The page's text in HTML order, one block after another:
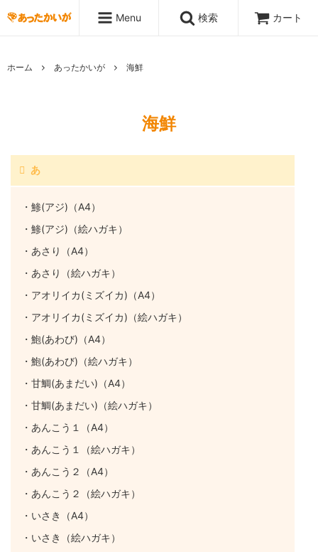
Menu 検索 カート
ホーム あったかいが 海鮮
海鮮
あ
・鯵(アジ)（A4）
・鯵(アジ)（絵ハガキ）
・あさり（A4）
・あさり（絵ハガキ）
・アオリイカ(ミズイカ)（A4）
・アオリイカ(ミズイカ)（絵ハガキ）
・鮑(あわび)（A4）
・鮑(あわび)（絵ハガキ）
・甘鯛(あまだい)（A4）
・甘鯛(あまだい)（絵ハガキ）
・あんこう１（A4）
・あんこう１（絵ハガキ）
・あんこう２（A4）
・あんこう２（絵ハガキ）
・いさき（A4）
・いさき（絵ハガキ）